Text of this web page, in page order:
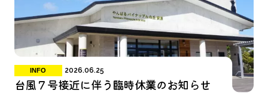
INFO 2026.06.25
台風７号接近に伴う臨時休業のお知らせ